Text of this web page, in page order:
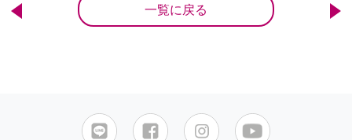
一覧に戻る